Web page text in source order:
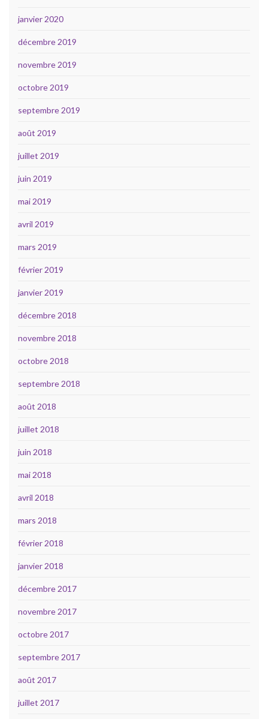
janvier 2020
décembre 2019
novembre 2019
octobre 2019
septembre 2019
août 2019
juillet 2019
juin 2019
mai 2019
avril 2019
mars 2019
février 2019
janvier 2019
décembre 2018
novembre 2018
octobre 2018
septembre 2018
août 2018
juillet 2018
juin 2018
mai 2018
avril 2018
mars 2018
février 2018
janvier 2018
décembre 2017
novembre 2017
octobre 2017
septembre 2017
août 2017
juillet 2017